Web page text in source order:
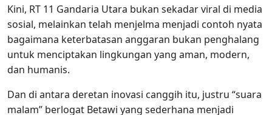
Kini, RT 11 Gandaria Utara bukan sekadar viral di media
sosial, melainkan telah menjelma menjadi contoh nyata
bagaimana keterbatasan anggaran bukan penghalang
untuk menciptakan lingkungan yang aman, modern,
dan humanis.
Dan di antara deretan inovasi canggih itu, justru “suara
malam” berlogat Betawi yang sederhana menjadi